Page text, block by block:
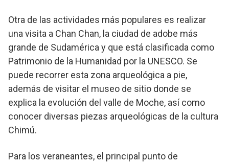
Otra de las actividades más populares es realizar
una visita a Chan Chan, la ciudad de adobe más
grande de Sudamérica y que está clasificada como
Patrimonio de la Humanidad por la UNESCO. Se
puede recorrer esta zona arqueológica a pie,
además de visitar el museo de sitio donde se
explica la evolución del valle de Moche, así como
conocer diversas piezas arqueológicas de la cultura
Chimú.
Para los veraneantes, el principal punto de